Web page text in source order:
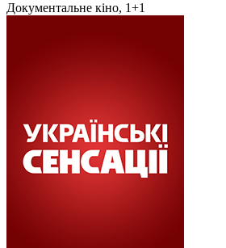
Документальне кіно, 1+1